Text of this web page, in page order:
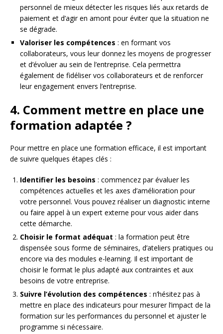
personnel de mieux détecter les risques liés aux retards de
paiement et d’agir en amont pour éviter que la situation ne
se dégrade.
Valoriser les compétences : en formant vos
collaborateurs, vous leur donnez les moyens de progresser
et d’évoluer au sein de l’entreprise. Cela permettra
également de fidéliser vos collaborateurs et de renforcer
leur engagement envers l’entreprise.
4. Comment mettre en place une
formation adaptée ?
Pour mettre en place une formation efficace, il est important
de suivre quelques étapes clés :
Identifier les besoins : commencez par évaluer les
compétences actuelles et les axes d’amélioration pour
votre personnel. Vous pouvez réaliser un diagnostic interne
ou faire appel à un expert externe pour vous aider dans
cette démarche.
Choisir le format adéquat : la formation peut être
dispensée sous forme de séminaires, d’ateliers pratiques ou
encore via des modules e-learning. Il est important de
choisir le format le plus adapté aux contraintes et aux
besoins de votre entreprise.
Suivre l’évolution des compétences : n’hésitez pas à
mettre en place des indicateurs pour mesurer l’impact de la
formation sur les performances du personnel et ajuster le
programme si nécessaire.